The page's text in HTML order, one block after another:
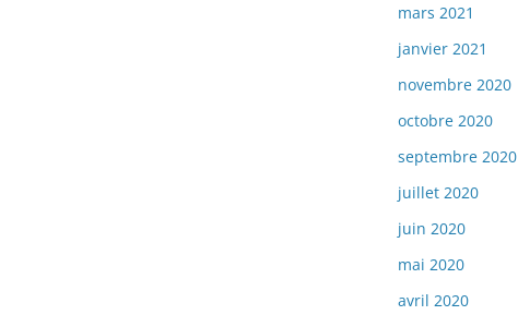
mars 2021
janvier 2021
novembre 2020
octobre 2020
septembre 2020
juillet 2020
juin 2020
mai 2020
avril 2020